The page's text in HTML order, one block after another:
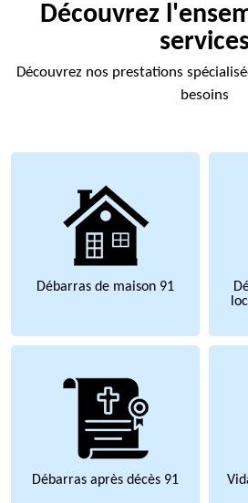
Découvrez
Découvrez nos prestations
besoins
Débarras de maison 91
Débarras après décès 91